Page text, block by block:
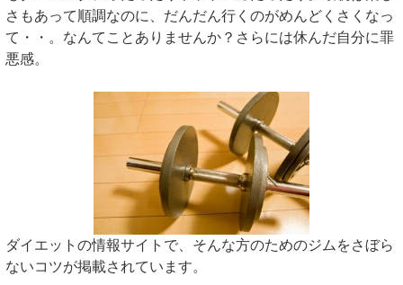
さもあって順調なのに、だんだん行くのがめんどくさくなっ
て・・。なんてことありませんか？さらには休んだ自分に罪
悪感。
ダイエットの情報サイトで、そんな方のためのジムをさぼら
ないコツが掲載されています。